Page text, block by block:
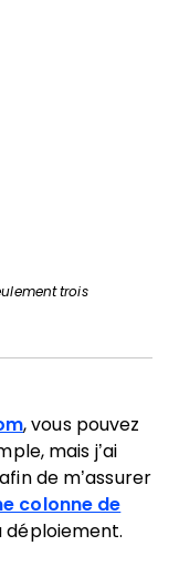
trois
, vous pouvez
mais j’ai
de m’assurer
colonne de
déploiement.